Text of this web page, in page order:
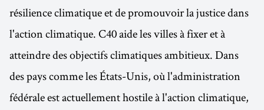
résilience climatique et de promouvoir la justice dans
l'action climatique. C40 aide les villes à fixer et à
atteindre des objectifs climatiques ambitieux. Dans
des pays comme les États-Unis, où l'administration
fédérale est actuellement hostile à l'action climatique,